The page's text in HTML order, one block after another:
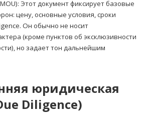
Этот документ фиксирует базовые
цену, основные условия, сроки
Он обычно не носит
(кроме пунктов об эксклюзивности
но задает тон дальнейшим
юридическая
Diligence)